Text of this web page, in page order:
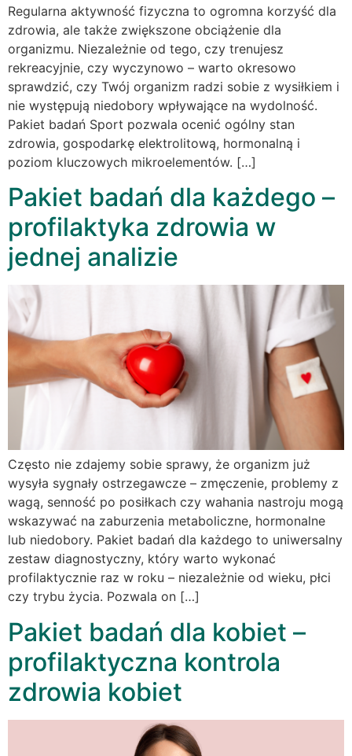
Regularna aktywność fizyczna to ogromna korzyść dla
zdrowia, ale także zwiększone obciążenie dla
organizmu. Niezależnie od tego, czy trenujesz
rekreacyjnie, czy wyczynowo – warto okresowo
sprawdzić, czy Twój organizm radzi sobie z wysiłkiem i
nie występują niedobory wpływające na wydolność.
Pakiet badań Sport pozwala ocenić ogólny stan
zdrowia, gospodarkę elektrolitową, hormonalną i
poziom kluczowych mikroelementów. […]
Pakiet badań dla każdego –
profilaktyka zdrowia w
jednej analizie
Często nie zdajemy sobie sprawy, że organizm już
wysyła sygnały ostrzegawcze – zmęczenie, problemy z
wagą, senność po posiłkach czy wahania nastroju mogą
wskazywać na zaburzenia metaboliczne, hormonalne
lub niedobory. Pakiet badań dla każdego to uniwersalny
zestaw diagnostyczny, który warto wykonać
profilaktycznie raz w roku – niezależnie od wieku, płci
czy trybu życia. Pozwala on […]
Pakiet badań dla kobiet –
profilaktyczna kontrola
zdrowia kobiet